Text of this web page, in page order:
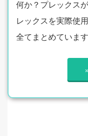
何か？プレックス
レックスを実際使
全てまとめていま